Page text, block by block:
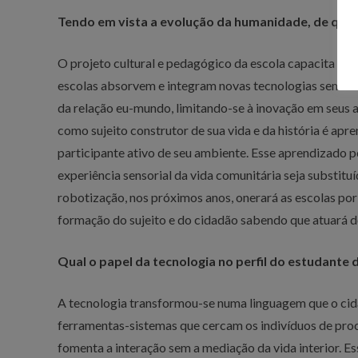
Tendo em vista a evolução da humanidade, de
O projeto cultural e pedagógico da escola capacita o
escolas absorvem e integram novas tecnologias sem
da relação eu-mundo, limitando-se à inovação em
como sujeito construtor de sua vida e da história é
participante ativo de seu ambiente. Esse aprendizado
experiência sensorial da vida comunitária seja
robotização, nos próximos anos, onerará as escolas
formação do sujeito e do cidadão sabendo que atuará
Qual o papel da tecnologia no perfil do estudante
A tecnologia transformou-se numa linguagem que o
ferramentas-sistemas que cercam os indivíduos de
fomenta a interação sem a mediação da vida interior.